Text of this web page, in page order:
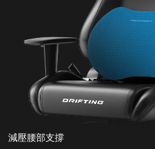
減壓腰部支撐